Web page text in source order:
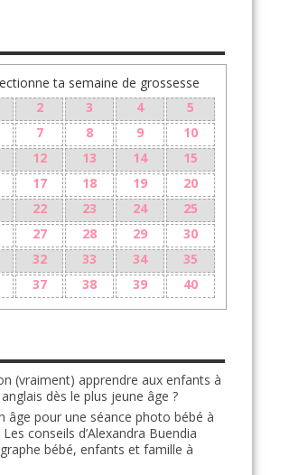
ta semaine de grossesse
2 3 4
5
7 8 9
10
12 13 14
15
17 18 19
20
22 23 24
25
27 28 29
30
32 33 34
35
37 38 39 40
(vraiment) apprendre aux enfants à
dès le plus jeune âge ?
âge pour une séance photo bébé à
conseils d’Alexandra Buendia
bébé, enfants et famille à